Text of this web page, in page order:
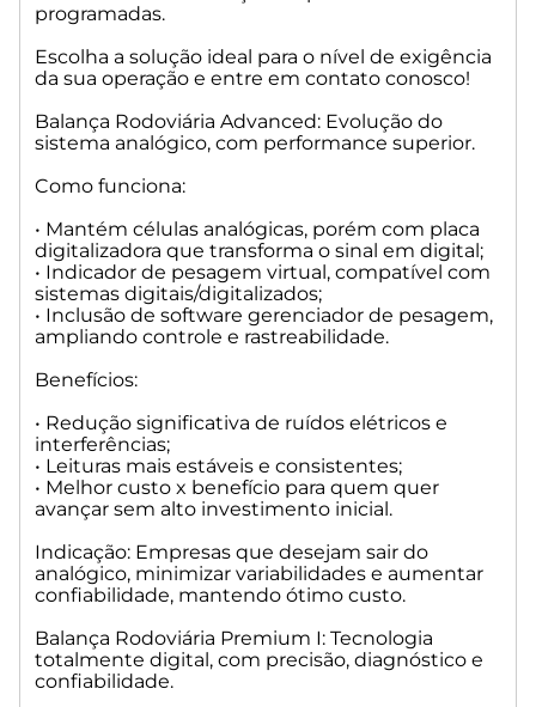
aumenta disponibilidade;
e menor necessidade de ajustes;
• Elevada imunidade a umidade, variações térmicas e
Indicação: Indústrias com grande fluxo, auditoria interna
rigorosa, exigência normativa, produção contínua e
necessidade de controle preciso do processo.
Balança Rodoviária Premium II: O topo da linha, arquitetura
digital completa para máxima performance.
Como funciona:
integradas;
conectadas;
• Comunicação 100% digital com todas as etapas do
processo, sem pontos frágeis;
• Suporte nativo a manutenção preditiva remota das células
e operação;
• Compatível com Software Gerenciador de Pesagem para
automação plena, com a possibilidade de administrar
cancelas, sensores de posicionamento, semáforos, câmeras,
tags etc.
Benefícios:
programadas.
Escolha a solução ideal para o nível de exigência
da sua operação e entre em contato conosco!
Balança Rodoviária Advanced: Evolução do
sistema analógico, com performance superior.
Como funciona:
• Mantém células analógicas, porém com placa
digitalizadora que transforma o sinal em digital;
• Indicador de pesagem virtual, compatível com
sistemas digitais/digitalizados;
• Inclusão de software gerenciador de pesagem,
ampliando controle e rastreabilidade.
Benefícios:
• Redução significativa de ruídos elétricos e
interferências;
• Leituras mais estáveis e consistentes;
• Melhor custo x benefício para quem quer
avançar sem alto investimento inicial.
Indicação: Empresas que desejam sair do
analógico, minimizar variabilidades e aumentar
confiabilidade, mantendo ótimo custo.
Balança Rodoviária Premium I: Tecnologia
totalmente digital, com precisão, diagnóstico e
confiabilidade.